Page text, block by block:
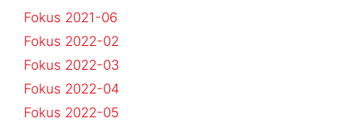
Fokus 2021-06
Fokus 2022-02
Fokus 2022-03
Fokus 2022-04
Fokus 2022-05